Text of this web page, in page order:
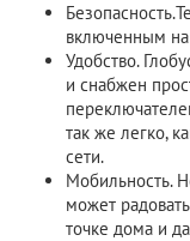
включенным
Удобство.
и снабжен
так же легко,
сети.
Мобильность.
может
точке дома и